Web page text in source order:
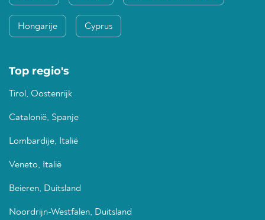
Hongarije Cyprus
Top regio's
Tirol, Oostenrijk
Catalonië, Spanje
Lombardije, Italië
Veneto, Italië
Beieren, Duitsland
Noordrijn-Westfalen, Duitsland